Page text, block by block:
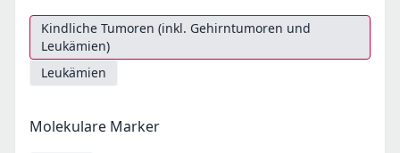
Kindliche Tumoren (inkl. Gehirntumoren und
Leukämien)
Leukämien
Molekulare Marker